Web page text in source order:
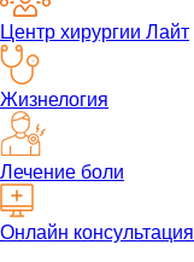
Центр хирургии Лайт
Жизнелогия
Лечение боли
Онлайн консультация